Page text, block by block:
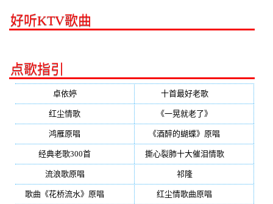
好听KTV歌曲
点歌指引
卓依婷(350) 十首最好老歌(300)
红尘情歌 《一晃就老了》
鸿雁原唱 《酒醉的蝴蝶》原唱
经典老歌300首 撕心裂肺十大催泪情歌(195)
流浪歌原唱 祁隆(188)
歌曲《花桥流水》原唱 红尘情歌曲原唱